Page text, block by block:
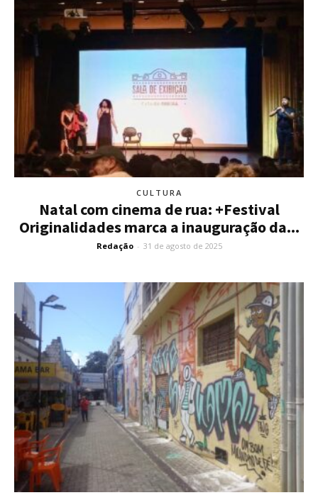
CULTURA
Natal com cinema de rua: +Festival
Originalidades marca a inauguração da...
Redação - 31 de agosto de 2025